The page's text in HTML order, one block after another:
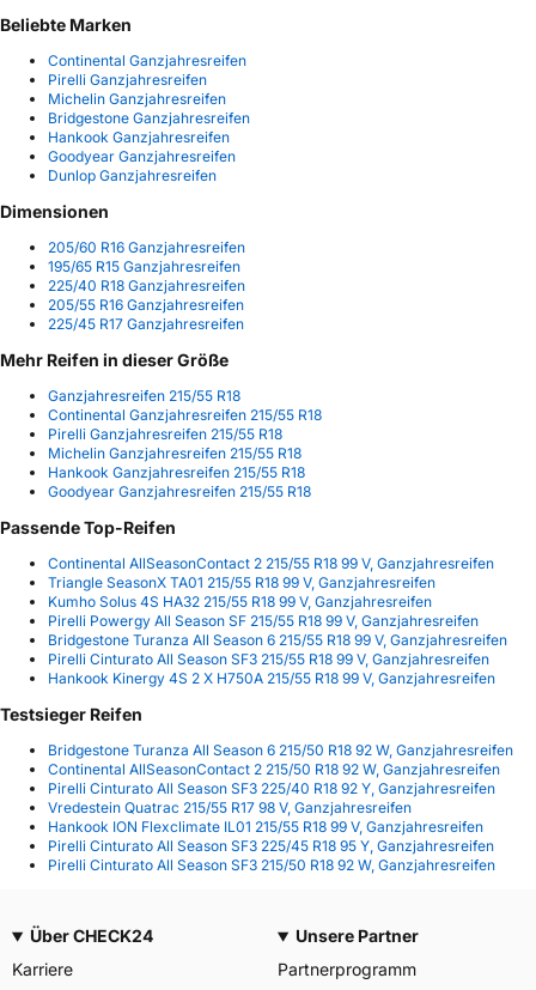
Beliebte Marken
Continental Ganzjahresreifen
Pirelli Ganzjahresreifen
Michelin Ganzjahresreifen
Bridgestone Ganzjahresreifen
Hankook Ganzjahresreifen
Goodyear Ganzjahresreifen
Dunlop Ganzjahresreifen
Dimensionen
205/60 R16 Ganzjahresreifen
195/65 R15 Ganzjahresreifen
225/40 R18 Ganzjahresreifen
205/55 R16 Ganzjahresreifen
225/45 R17 Ganzjahresreifen
Mehr Reifen in dieser Größe
Ganzjahresreifen 215/55 R18
Continental Ganzjahresreifen 215/55 R18
Pirelli Ganzjahresreifen 215/55 R18
Michelin Ganzjahresreifen 215/55 R18
Hankook Ganzjahresreifen 215/55 R18
Goodyear Ganzjahresreifen 215/55 R18
Passende Top-Reifen
Continental AllSeasonContact 2 215/55 R18 99 V, Ganzjahresreifen
Triangle SeasonX TA01 215/55 R18 99 V, Ganzjahresreifen
Kumho Solus 4S HA32 215/55 R18 99 V, Ganzjahresreifen
Pirelli Powergy All Season SF 215/55 R18 99 V, Ganzjahresreifen
Bridgestone Turanza All Season 6 215/55 R18 99 V, Ganzjahresreifen
Pirelli Cinturato All Season SF3 215/55 R18 99 V, Ganzjahresreifen
Hankook Kinergy 4S 2 X H750A 215/55 R18 99 V, Ganzjahresreifen
Testsieger Reifen
Bridgestone Turanza All Season 6 215/50 R18 92 W, Ganzjahresreifen
Continental AllSeasonContact 2 215/50 R18 92 W, Ganzjahresreifen
Pirelli Cinturato All Season SF3 225/40 R18 92 Y, Ganzjahresreifen
Vredestein Quatrac 215/55 R17 98 V, Ganzjahresreifen
Hankook ION Flexclimate IL01 215/55 R18 99 V, Ganzjahresreifen
Pirelli Cinturato All Season SF3 225/45 R18 95 Y, Ganzjahresreifen
Pirelli Cinturato All Season SF3 215/50 R18 92 W, Ganzjahresreifen
Über CHECK24
Karriere
Unsere Partner
Partnerprogramm